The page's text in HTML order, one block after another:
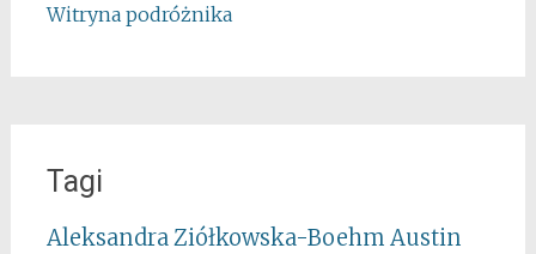
Witryna podróżnika
Tagi
Aleksandra Ziółkowska-Boehm Austin